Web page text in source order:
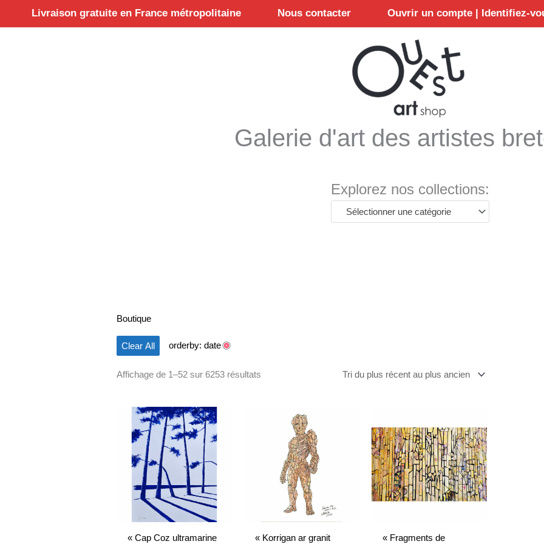
Livraison gratuite en France métropolitaine Nous contacter Ouvrir un compte | Identifiez-
Galerie d'art des artistes
Explorez nos collections:
Sélectionner une catégorie
Boutique
Clear All orderby: date
Affichage de 1–52 sur 6253 résultats
« Cap Coz ultramarine
« Korrigan ar granit
« Fragments de